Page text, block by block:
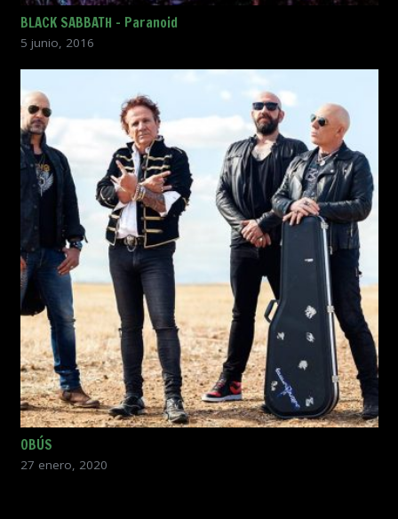
BLACK SABBATH – Paranoid
5 junio, 2016
OBÚS
27 enero, 2020